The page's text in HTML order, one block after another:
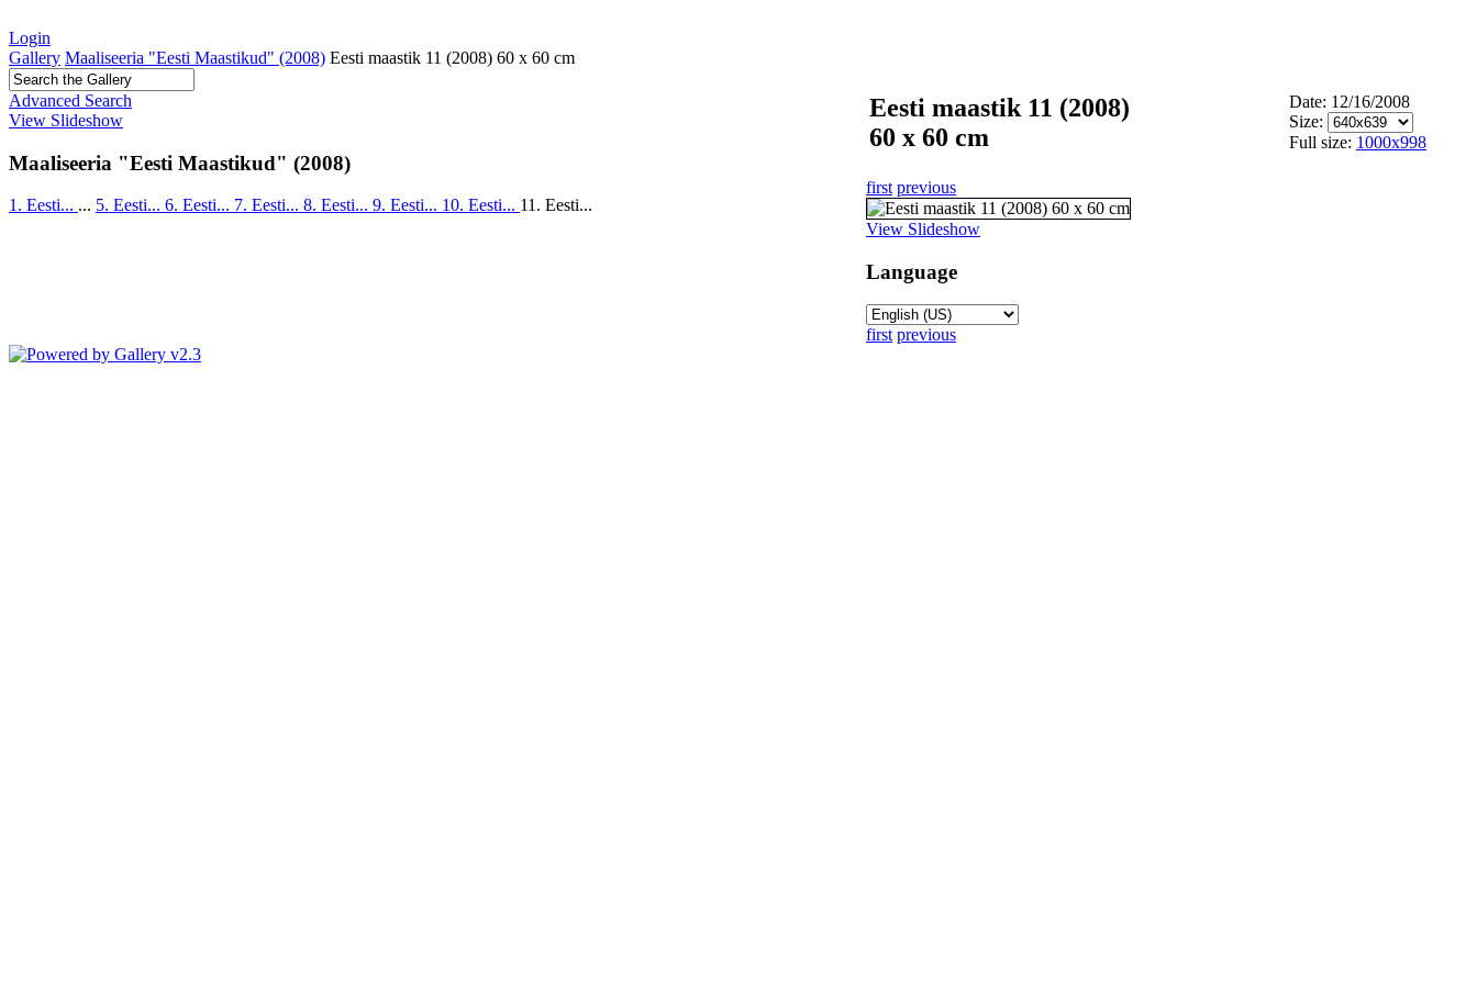
Login
Gallery Maaliseeria "Eesti Maastikud" (2008) Eesti maastik 11 (2008) 60 x 60 cm
Advanced Search
View Slideshow
Maaliseeria "Eesti Maastikud" (2008)
1. Eesti... ... 5. Eesti... 6. Eesti... 7. Eesti... 8. Eesti... 9. Eesti... 10. Eesti... 11. Eesti...
Eesti maastik 11 (2008)
60 x 60 cm
Date: 12/16/2008
Size:
Full size: 1000x998
first previous
View Slideshow
Language
first previous